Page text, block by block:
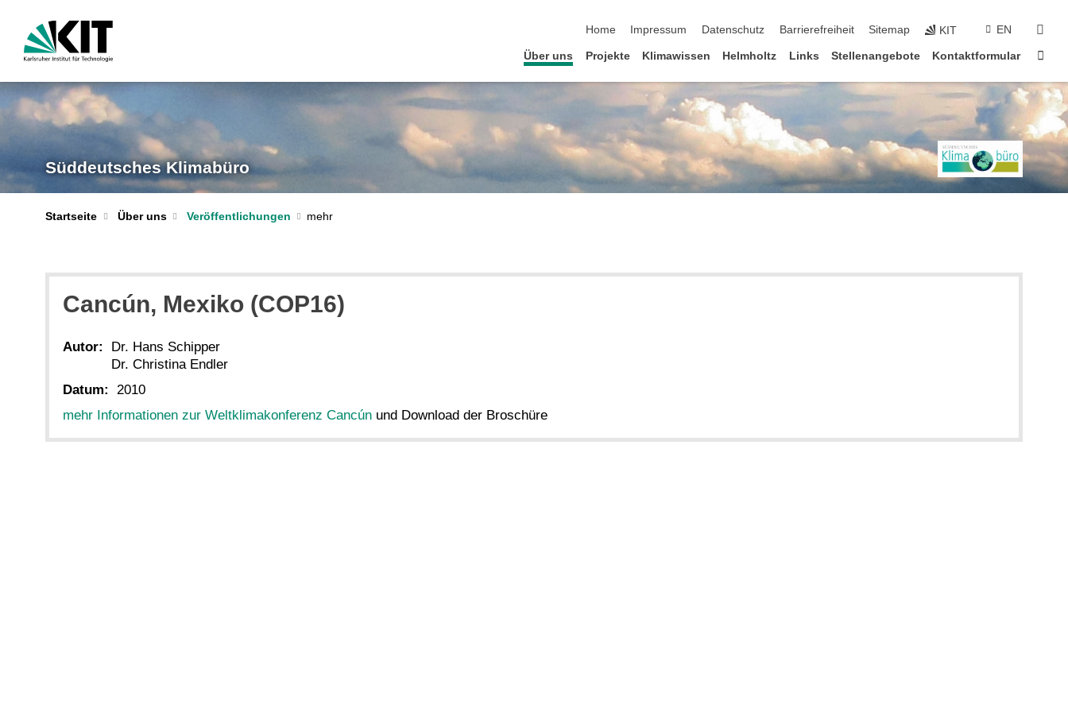
Home
Impressum Datenschutz Barrierefreiheit Sitemap KIT EN
Über uns Projekte Klimawissen Helmholtz Links Stellenangebote Kontaktformular
Süddeutsches Klimabüro
Startseite Über uns Veröffentlichungen
Cancún, Mexiko (COP16)
Autor:
Dr. Hans Schipper
Dr. Christina Endler
Datum:
2010
mehr Informationen zur Weltklimakonferenz Cancún und Download der Broschüre